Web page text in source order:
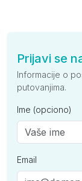
Prijavi se
Informacije o
putovanjima.
Ime (opciono)
Email